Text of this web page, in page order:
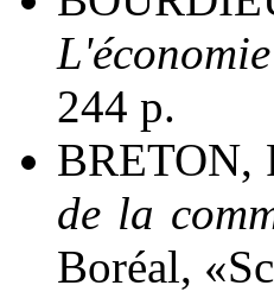
244 p.
BRETON,
de la
Boréal,